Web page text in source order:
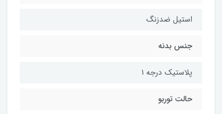
استیل ضدزنگ
جنس بدنه
پلاستیک درجه ۱
حالت توربو